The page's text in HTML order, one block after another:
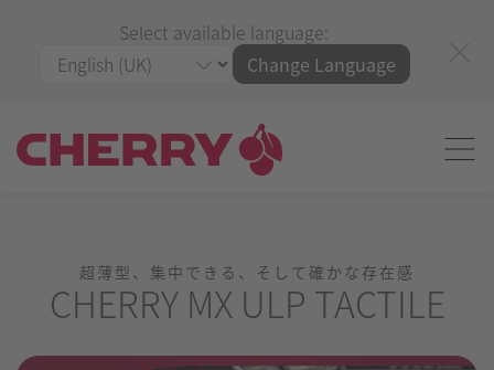
Select available language:
Change Language
超薄型、集中できる、そして確かな存在感
CHERRY MX ULP TACTILE